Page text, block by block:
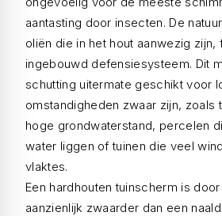
aantasting door insecten. De
oliën die in het hout aanwezig zijn,
ingebouwd defensiesysteem. Dit
schutting uitermate geschikt voor
omstandigheden zwaar zijn, zoals
hoge grondwaterstand, percelen
water liggen of tuinen die veel
vlaktes.
Een hardhouten tuinscherm is
aanzienlijk zwaarder dan een